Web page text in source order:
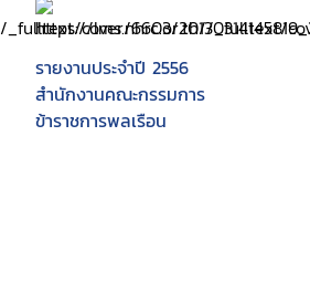
รายงานประจำปี 2556
สำนักงานคณะกรรมการ
ข้าราชการพลเรือน